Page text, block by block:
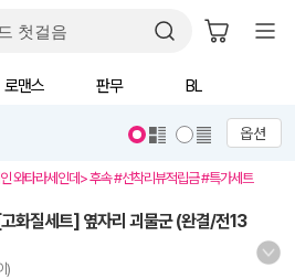
로맨스 판무 BL
옵션
와타라세인데> 후속 #선착리뷰적립금 #특가세트
화질세트] 옆자리 괴물군 (완결/전13
)